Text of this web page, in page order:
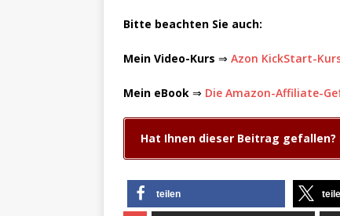
Bitte beachten Sie auch:
Mein Video-Kurs ⇒ Azon KickStart-
Mein eBook ⇒ Die Amazon-Affiliate-
Hat Ihnen dieser Beitrag gefallen?
teilen